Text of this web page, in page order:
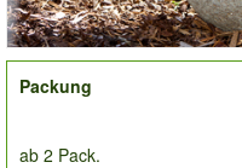
order
Packung
ab 2 Pack.